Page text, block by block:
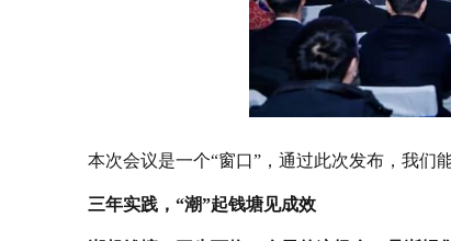
本次会议是一个“窗口”，通过此次发布，我们
三年实践，“潮”起钱塘见成效